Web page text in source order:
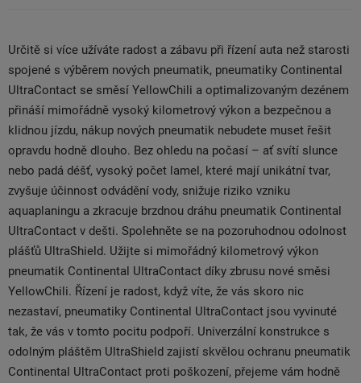
Určitě si více užíváte radost a zábavu při řízení auta než starosti
spojené s výběrem nových pneumatik, pneumatiky Continental
UltraContact se směsí YellowChili a optimalizovaným dezénem
přináší mimořádně vysoký kilometrový výkon a bezpečnou a
klidnou jízdu, nákup nových pneumatik nebudete muset řešit
opravdu hodně dlouho. Bez ohledu na počasí – ať svítí slunce
nebo padá déšť, vysoký počet lamel, které mají unikátní tvar,
zvyšuje účinnost odvádění vody, snižuje riziko vzniku
aquaplaningu a zkracuje brzdnou dráhu pneumatik Continental
UltraContact v dešti. Spolehněte se na pozoruhodnou odolnost
plášťů UltraShield. Užijte si mimořádný kilometrový výkon
pneumatik Continental UltraContact díky zbrusu nové směsi
YellowChili. Řízení je radost, když víte, že vás skoro nic
nezastaví, pneumatiky Continental UltraContact jsou vyvinuté
tak, že vás v tomto pocitu podpoří. Univerzální konstrukce s
odolným pláštěm UltraShield zajistí skvělou ochranu pneumatik
Continental UltraContact proti poškození, přejeme vám hodně